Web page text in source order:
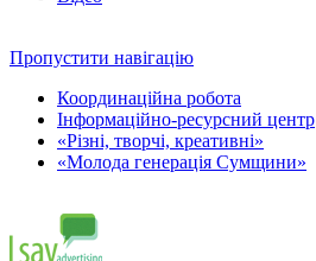
Пропустити навігацію
Координаційна робота
Інформаційно-ресурсний центр
«Різні, творчі, креативні»
«Молода генерація Сумщини»